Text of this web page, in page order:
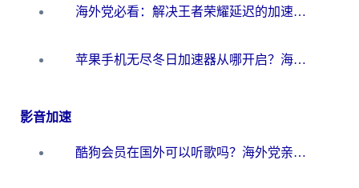
海外党必看：解决王者荣耀延迟的加速器终极指南——从EVE到猫和老鼠，一个工具全搞定
苹果手机无尽冬日加速器从哪开启？海外玩家的冬日生存指南
影音加速
酷狗会员在国外可以听歌吗？海外党亲测有效：3步解决音乐权限难题